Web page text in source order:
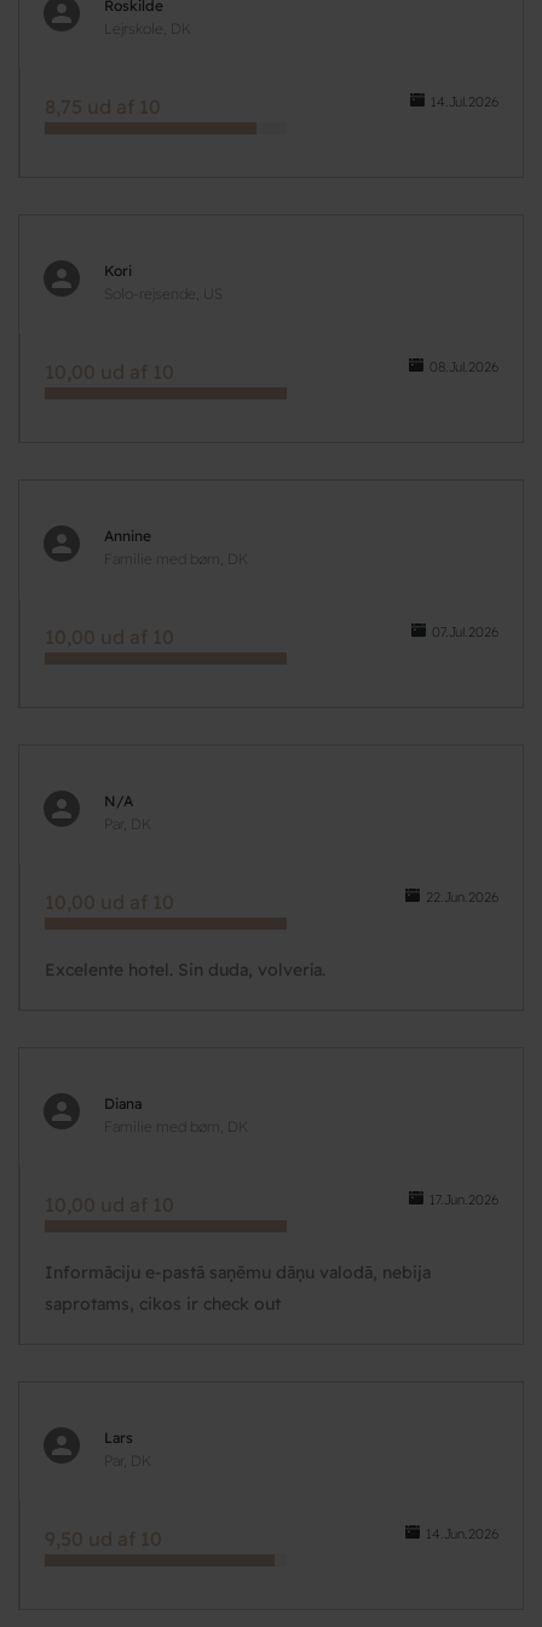
Roskilde
Lejrskole, DK
14.Jul.2026
8,75 ud af 10
Kori
Solo-rejsende, US
08.Jul.2026
10,00 ud af 10
Annine
Familie med børn, DK
07.Jul.2026
10,00 ud af 10
N/A
Par, DK
22.Jun.2026
10,00 ud af 10
Excelente hotel. Sin duda, volvería.
Diana
Familie med børn, DK
17.Jun.2026
10,00 ud af 10
Informāciju e-pastā saņēmu dāņu valodā, nebija
saprotams, cikos ir check out
Lars
Par, DK
14.Jun.2026
9,50 ud af 10